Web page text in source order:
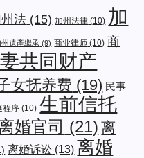
法 (15) 加州法律 (10) 加
州遺產繼承 (9) 商业律师 (10) 商
共同财产
女抚养费 (19) 民事
程序 (10) 生前信托
婚官司 (21) 离
离婚诉讼 (13) 离婚